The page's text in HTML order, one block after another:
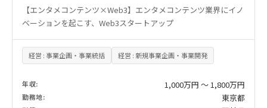
【エンタメコンテンツ×Web3】エンタメコンテンツ業界にイノ
ベーションを起こす、Web3スタートアップ
経営 : 事業企画・事業統括 経営 : 新規事業企画・事業開発
年収: 1,000万円 〜 1,800万円
勤務地: 東京都